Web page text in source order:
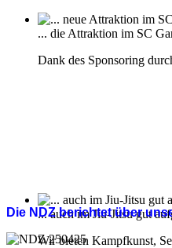
... die Attraktion im SC
Dank des Sponsoring
... auch im Jiu-Jitsu gut
Wir bieten Kampfkunst,
Die NDZ berichtet über